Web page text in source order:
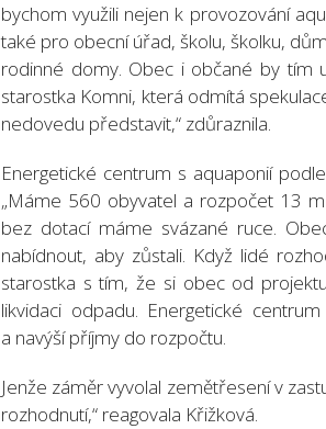
bychom využili nejen k provozování
také pro obecní úřad, školu, školku,
rodinné domy. Obec i občané by tím
starostka Komni, která odmítá
nedovedu představit,“ zdůraznila.
Energetické centrum s aquaponií
„Máme 560 obyvatel a rozpočet 13
bez dotací máme svázané ruce.
nabídnout, aby zůstali. Když lidé
starostka s tím, že si obec od
likvidaci odpadu. Energetické
a navýší příjmy do rozpočtu.
Jenže záměr vyvolal zemětřesení v
rozhodnutí,“ reagovala Křižková.